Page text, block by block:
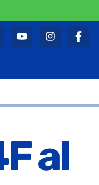
al